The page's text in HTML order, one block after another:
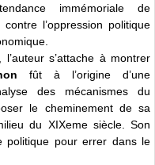
immémoriale de
contre l’oppression politique
s’attache à montrer
fût à l’origine d’une
des mécanismes du
le cheminement de sa
du XIXeme siècle. Son
politique pour errer dans le